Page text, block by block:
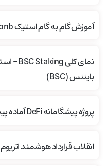
آموزش گام به گام استیک bnb
بایننس (BSC)
پروژه پیشگامانه DeFi آماده پیشی گرفتن از DOGE و PEPE
انقلاب قرارداد هوشمند اتریوم